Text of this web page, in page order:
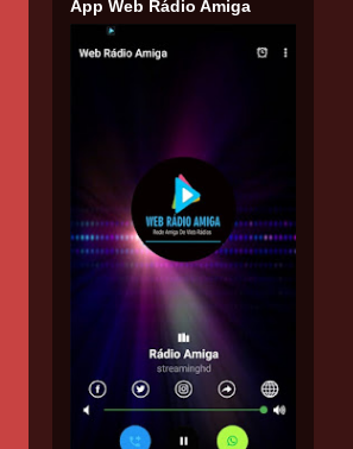
App Web Rádio Amiga